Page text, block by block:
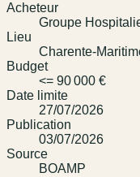
Acheteur
Groupe
Lieu
Charente-
Budget
<= 90 000 €
Date limite
27/07/2026
Publication
03/07/2026
Source
BOAMP